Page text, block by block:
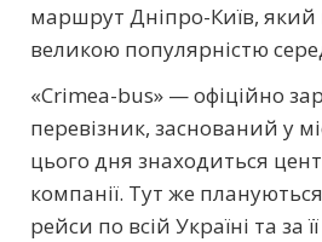
маршрут Дніпро-Київ, який
великою популярністю
«Crimea-bus» — офіційно
перевізник, заснований у
цього дня знаходиться
компанії. Тут же
рейси по всій Україні та за